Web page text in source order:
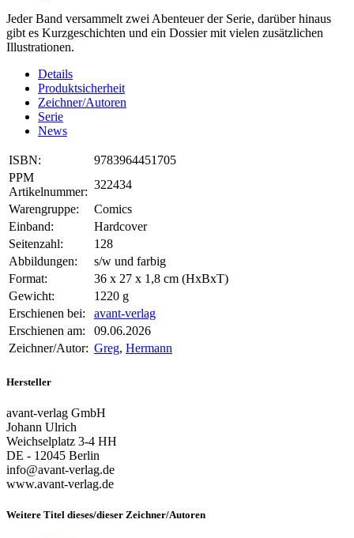
Jeder Band versammelt zwei Abenteuer der Serie, darüber hinaus
gibt es Kurzgeschichten und ein Dossier mit vielen zusätzlichen
Illustrationen.
Details
Produktsicherheit
Zeichner/Autoren
Serie
News
ISBN:
9783964451705
PPM
Artikelnummer:
322434
Warengruppe:
Comics
Einband:
Hardcover
Seitenzahl:
128
Abbildungen:
s/w und farbig
Format:
36 x 27 x 1,8 cm (HxBxT)
Gewicht:
1220 g
Erschienen bei:
avant-verlag
Erschienen am:
09.06.2026
Zeichner/Autor: Greg, Hermann
Hersteller
avant-verlag GmbH
Johann Ulrich
Weichselplatz 3-4 HH
DE - 12045 Berlin
info@avant-verlag.de
www.avant-verlag.de
Weitere Titel dieses/dieser Zeichner/Autoren